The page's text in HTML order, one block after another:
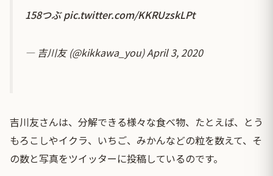
158つぶpic.twitter.com/KKRUzskLPt
— 吉川友 (@kikkawa_you)April 3, 2020
吉川友さんは、分解できる様々な食べ物、たとえば、とう
もろこしやイクラ、いちご、みかんなどの粒を数えて、そ
の数と写真をツイッターに投稿しているのです。